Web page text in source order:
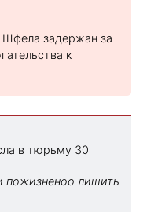
задержан за
к
в тюрьму 30
пожизненоо лишить